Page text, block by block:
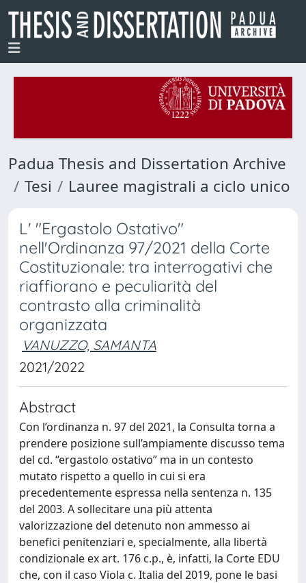
Padua Thesis and Dissertation Archive
Tesi
Lauree magistrali a ciclo unico
L' "Ergastolo Ostativo"
nell'Ordinanza 97/2021 della Corte
Costituzionale: tra interrogativi che
riaffiorano e peculiarità del
contrasto alla criminalità
organizzata
VANUZZO, SAMANTA
2021/2022
Abstract
Con l’ordinanza n. 97 del 2021, la Consulta torna a
prendere posizione sull’ampiamente discusso tema
del cd. “ergastolo ostativo” ma in un contesto
mutato rispetto a quello in cui si era
precedentemente espressa nella sentenza n. 135
del 2003. A sollecitare una più attenta
valorizzazione del detenuto non ammesso ai
benefici penitenziari e, specialmente, alla libertà
condizionale ex art. 176 c.p., è, infatti, la Corte EDU
che, con il caso Viola c. Italia del 2019, pone le basi